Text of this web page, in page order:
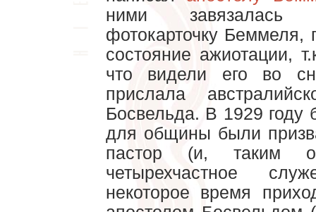
ними завязалась
фотокарточку Беммеля,
состояние ажиотации,
что видели его во
прислала
Босвельда. В 1929
для общины были
пастор (и, таким
четырехчастное
некоторое время